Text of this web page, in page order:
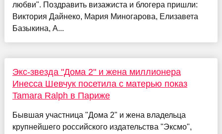
любви". Поздравить визажиста и блогера пришли:
Виктория Дайнеко, Мария Миногарова, Елизавета
Базыкина, А...
Экс-звезда "Дома 2" и жена миллионера
Инесса Шевчук посетила с матерью показ
Tamara Ralph в Париже
Бывшая участница "Дома 2" и жена владельца
крупнейшего российского издательства "Эксмо",